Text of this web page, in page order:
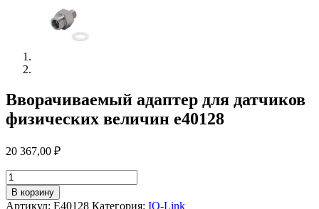
Вворачиваемый адаптер для датчиков
физических величин e40128
20 367,00 ₽
Количество
товара
Вворачиваемый
В корзину
Артикул: E40128 Категория: IO-Link